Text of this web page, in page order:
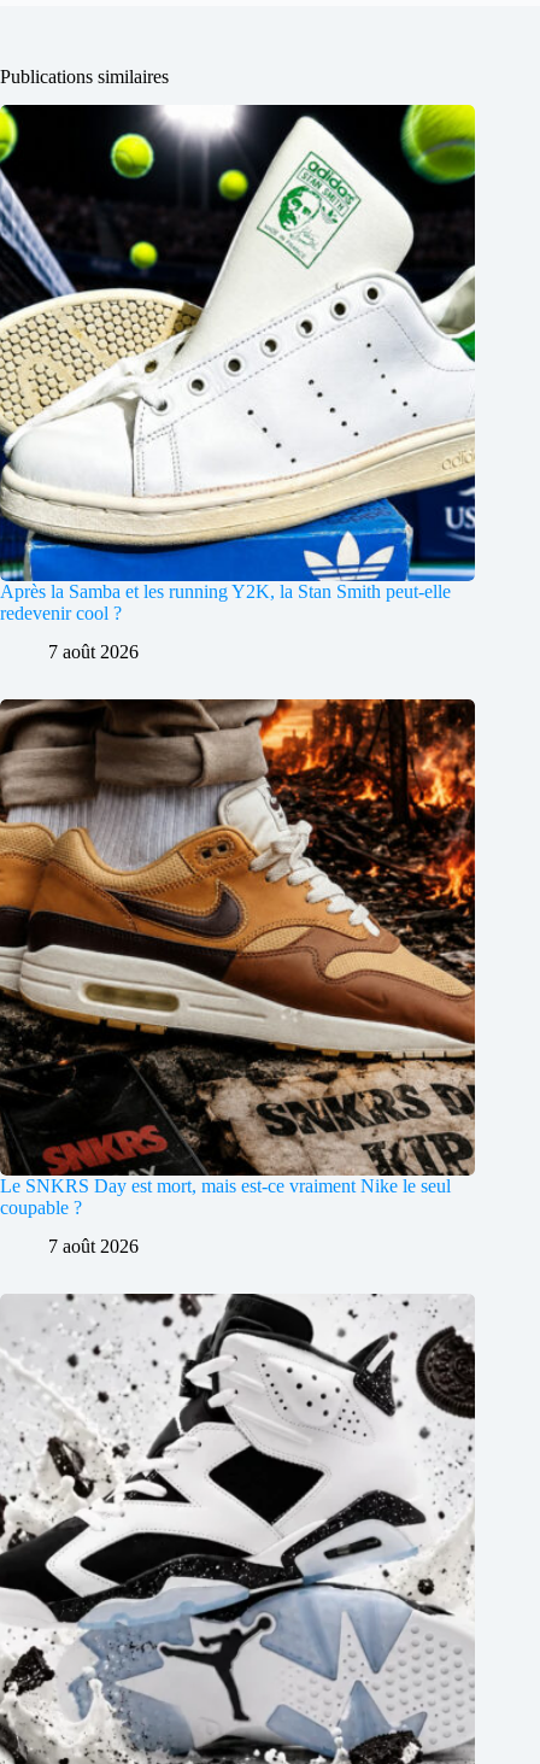
Publications similaires
Après la Samba et les running Y2K, la Stan Smith peut-elle
redevenir cool ?
7 août 2026
Le SNKRS Day est mort, mais est-ce vraiment Nike le seul
coupable ?
7 août 2026